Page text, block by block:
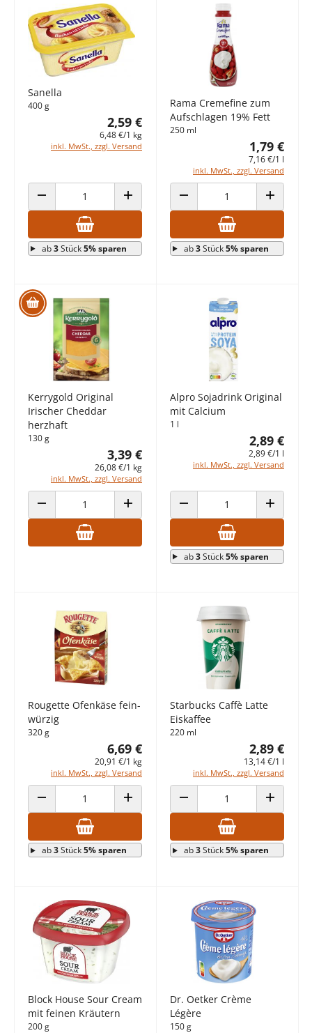
Sanella
400 g
2,59 €
6,48 €/1 kg
inkl. MwSt., zzgl. Versand
ANZAHL VERRINGERN ANZAHL ERHÖHEN
ab3Stück5% sparen
Rama Cremefine zum
Aufschlagen 19% Fett
250 ml
1,79 €
7,16 €/1 l
inkl. MwSt., zzgl. Versand
ANZAHL VERRINGERN ANZAHL
ab3Stück5% sparen
Kerrygold Original
Irischer Cheddar
herzhaft
130 g
3,39 €
26,08 €/1 kg
inkl. MwSt., zzgl. Versand
ANZAHL VERRINGERN ANZAHL ERHÖHEN
Alpro Sojadrink Original
mit Calcium
1 l
2,89 €
2,89 €/1 l
inkl. MwSt., zzgl. Versand
ANZAHL VERRINGERN ANZAHL
ab3Stück5% sparen
Rougette Ofenkäse fein-
würzig
320 g
6,69 €
20,91 €/1 kg
inkl. MwSt., zzgl. Versand
ANZAHL VERRINGERN ANZAHL ERHÖHEN
ab3Stück5% sparen
Starbucks Caffè Latte
Eiskaffee
220 ml
2,89 €
13,14 €/1 l
inkl. MwSt., zzgl. Versand
ANZAHL VERRINGERN ANZAHL
ab3Stück5% sparen
Block House Sour Cream
mit feinen Kräutern
200 g
Dr. Oetker Crème
Légère
150 g